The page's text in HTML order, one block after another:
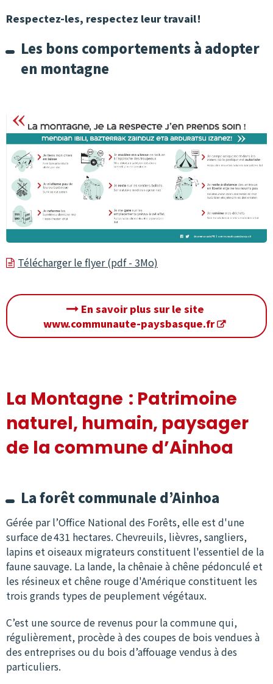
Respectez-les, respectez leur travail !
Les bons comportements à adopter
en montagne
 Télécharger le flyer (pdf - 3Mo)
En savoir plus sur le site
www.communaute-paysbasque.fr
La Montagne : Patrimoine
naturel, humain, paysager
de la commune d’Ainhoa
La forêt communale d’Ainhoa
Gérée par l’Office National des Forêts, elle est d'une
surface de 431 hectares. Chevreuils, lièvres, sangliers,
lapins et oiseaux migrateurs constituent l'essentiel de la
faune sauvage. La lande, la chênaie à chêne pédonculé et
les résineux et chêne rouge d'Amérique constituent les
trois grands types de peuplement végétaux.
C’est une source de revenus pour la commune qui,
régulièrement, procède à des coupes de bois vendues à
des entreprises ou du bois d’affouage vendus à des
particuliers.